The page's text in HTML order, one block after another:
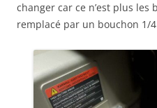
changer car ce n’est plus les
remplacé par un bouchon 1/